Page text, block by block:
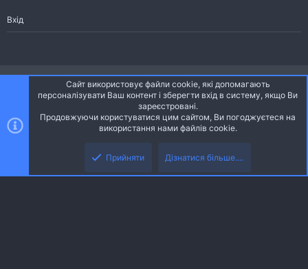
Вхід
Ніч
Українська (UA)
S
Community platform by XenForo® © 2010-2026 XenForo Ltd.
Community platform by XenForo © 2010-2022 XenForo Ltd. | dev: Pages
Сайт використовує файли cookie, які допомагають
персоналізувати Ваш контент і зберегти вхід в систему, якщо Ви
зареєстровані.
Продовжуючи користуватися цим сайтом, Ви погоджуєтеся на
використання нами файлів cookie.
Прийняти Дізнатися більше....